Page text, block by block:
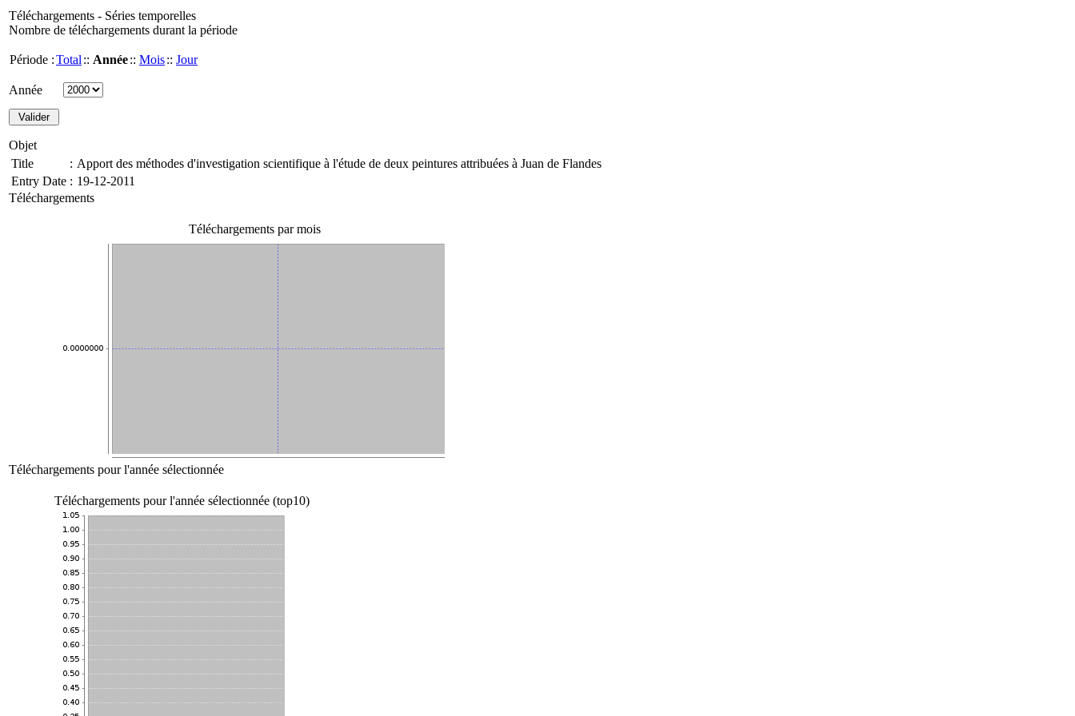
Téléchargements - Séries temporelles
Nombre de téléchargements durant la période
Période :Total :: Année:: Mois:: Jour
Année
Objet
Title
: Apport des méthodes d'investigation scientifique à l'étude de deux peintures attribuées à Juan de Flandes
Entry Date : 19-12-2011
Téléchargements
Téléchargements par mois
Téléchargements pour l'année sélectionnée
Téléchargements pour l'année sélectionnée (top10)